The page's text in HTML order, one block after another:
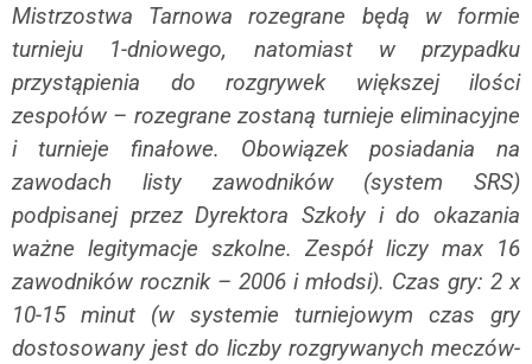
Mistrzostwa Tarnowa rozegrane będą w formie
turnieju 1-dniowego, natomiast w przypadku
przystąpienia do rozgrywek większej ilości
zespołów – rozegrane zostaną turnieje eliminacyjne
i turnieje finałowe. Obowiązek posiadania na
zawodach listy zawodników (system SRS)
podpisanej przez Dyrektora Szkoły i do okazania
ważne legitymacje szkolne. Zespół liczy max 16
zawodników rocznik – 2006 i młodsi). Czas gry: 2 x
10-15 minut (w systemie turniejowym czas gry
dostosowany jest do liczby rozgrywanych meczów-